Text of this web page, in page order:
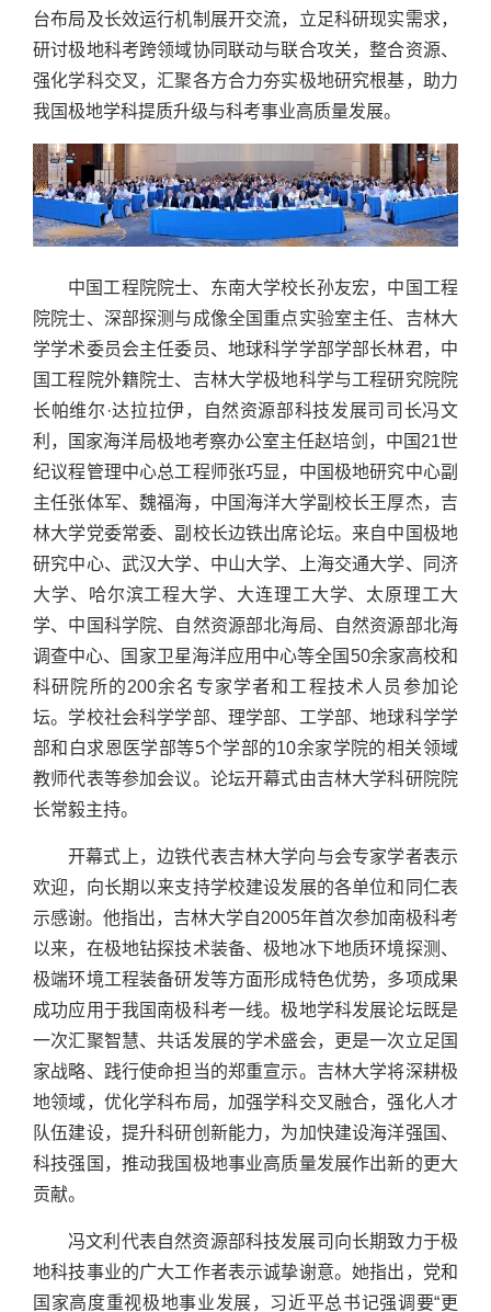
台布局及长效运行机制展开交流，立足科研现实需求，
研讨极地科考跨领域协同联动与联合攻关，整合资源、
强化学科交叉，汇聚各方合力夯实极地研究根基，助力
我国极地学科提质升级与科考事业高质量发展。
中国工程院院士、东南大学校长孙友宏，中国工程
院院士、深部探测与成像全国重点实验室主任、吉林大
学学术委员会主任委员、地球科学学部学部长林君，中
国工程院外籍院士、吉林大学极地科学与工程研究院院
长帕维尔·达拉拉伊，自然资源部科技发展司司长冯文
利，国家海洋局极地考察办公室主任赵培剑，中国21世
纪议程管理中心总工程师张巧显，中国极地研究中心副
主任张体军、魏福海，中国海洋大学副校长王厚杰，吉
林大学党委常委、副校长边铁出席论坛。来自中国极地
研究中心、武汉大学、中山大学、上海交通大学、同济
大学、哈尔滨工程大学、大连理工大学、太原理工大
学、中国科学院、自然资源部北海局、自然资源部北海
调查中心、国家卫星海洋应用中心等全国50余家高校和
科研院所的200余名专家学者和工程技术人员参加论
坛。学校社会科学学部、理学部、工学部、地球科学学
部和白求恩医学部等5个学部的10余家学院的相关领域
教师代表等参加会议。论坛开幕式由吉林大学科研院院
长常毅主持。
开幕式上，边铁代表吉林大学向与会专家学者表示
欢迎，向长期以来支持学校建设发展的各单位和同仁表
示感谢。他指出，吉林大学自2005年首次参加南极科考
以来，在极地钻探技术装备、极地冰下地质环境探测、
极端环境工程装备研发等方面形成特色优势，多项成果
成功应用于我国南极科考一线。极地学科发展论坛既是
一次汇聚智慧、共话发展的学术盛会，更是一次立足国
家战略、践行使命担当的郑重宣示。吉林大学将深耕极
地领域，优化学科布局，加强学科交叉融合，强化人才
队伍建设，提升科研创新能力，为加快建设海洋强国、
科技强国，推动我国极地事业高质量发展作出新的更大
贡献。
冯文利代表自然资源部科技发展司向长期致力于极
地科技事业的广大工作者表示诚挚谢意。她指出，党和
国家高度重视极地事业发展，习近平总书记强调要“更